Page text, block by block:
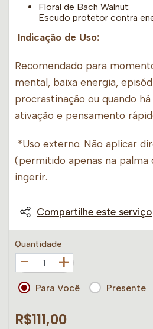
Floral de Bach Walnut:
Escudo protetor contra
Indicação de Uso:
Recomendado para
mental, baixa energia,
procrastinação ou quando
ativação e pensamento
*Uso externo. Não aplicar
(permitido apenas na palma
ingerir.
Compartilhe este serviço
Quantidade
+
Para Você Presente
R$111,00